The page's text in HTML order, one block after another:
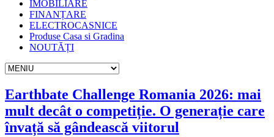
IMOBILIARE
FINANȚARE
ELECTROCASNICE
Produse Casa si Gradina
NOUTĂȚI
Earthbate Challenge Romania 2026: mai
mult decât o competiție. O generație care
învață să gândească viitorul